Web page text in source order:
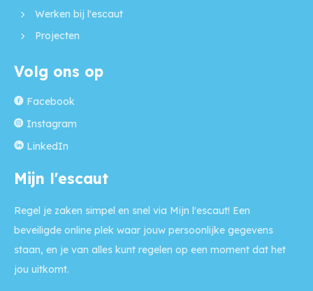
Werken bij l'escaut
Projecten
Volg ons op
Facebook
Instagram
LinkedIn
Mijn l'escaut
Regel je zaken simpel en snel via Mijn l'escaut! Een
beveiligde online plek waar jouw persoonlijke gegevens
staan, en je van alles kunt regelen op een moment dat het
jou uitkomt.